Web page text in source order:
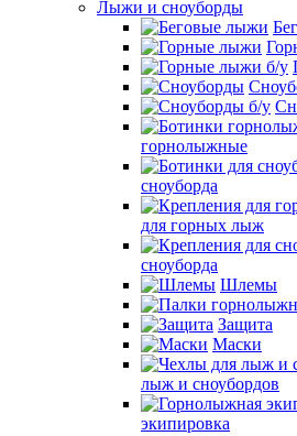
Лыжи и сноуборды
горнолыжные
сноуборда
для горных лыж
сноуборда
Шлемы
Защита
Маски
лыж и сноубордов
экипировка